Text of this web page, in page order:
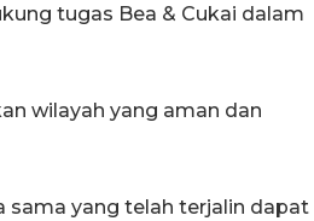
tugas Bea & Cukai dalam
wilayah yang aman dan
sama yang telah terjalin dapat